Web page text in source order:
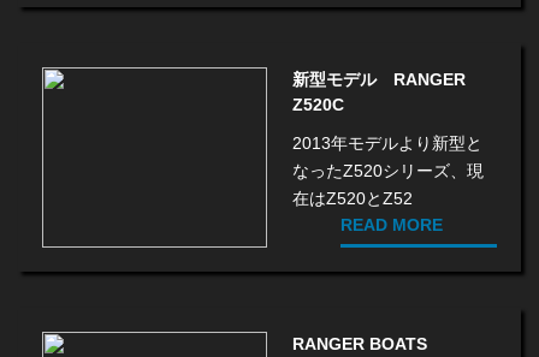
新型モデル RANGER
Z520C
2013年モデルより新型と
なったZ520シリーズ、現
在はZ520とZ52
READ MORE
RANGER BOATS